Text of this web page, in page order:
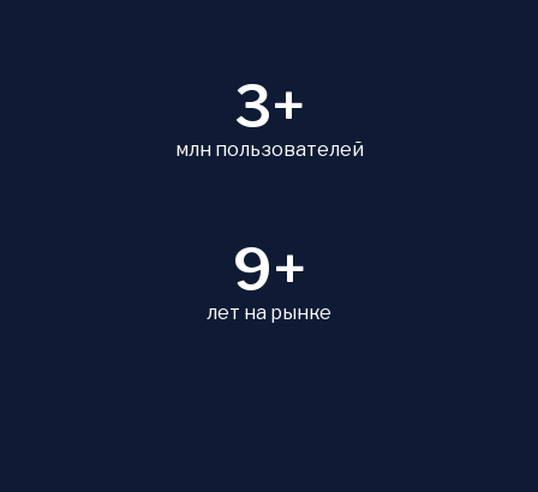
3+
млн пользователей
9+
лет на рынке